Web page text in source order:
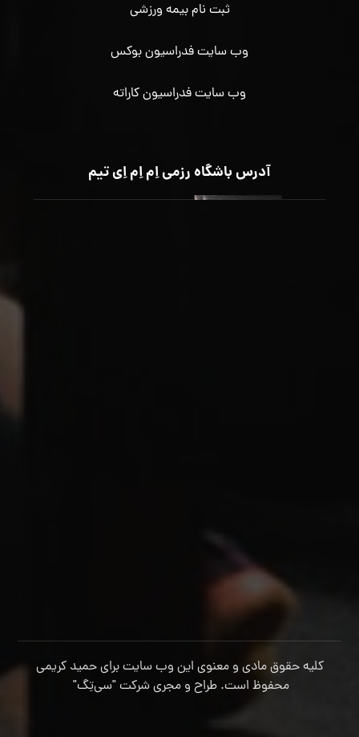
ثبت نام بیمه ورزشی
وب سایت فدراسیون بوکس
وب سایت فدراسیون کاراته
آدرس باشگاه رزمی اِم اِم اِی تیم
کلیه حقوق مادی و معنوی این وب سایت برای حمید کریمی
محفوظ است. طراح و مجری شرکت"سی‌تِگ"